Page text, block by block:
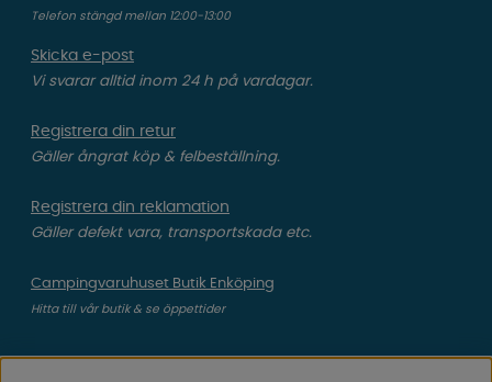
Telefon stängd mellan 12:00-13:00
Skicka e-post
Vi svarar alltid inom 24 h på vardagar.
Registrera din retur
Gäller ångrat köp & felbeställning.
Registrera din reklamation
Gäller defekt vara, transportskada etc.
Campingvaruhuset Butik Enköping
Hitta till vår butik & se öppettider